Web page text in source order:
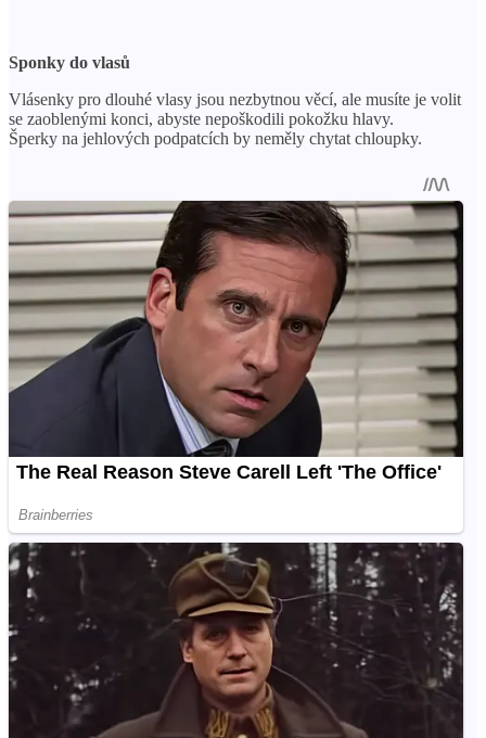
Sponky do vlasů
Vlásenky pro dlouhé vlasy jsou nezbytnou věcí, ale musíte je volit
se zaoblenými konci, abyste nepoškodili pokožku hlavy.
Šperky na jehlových podpatcích by neměly chytat chloupky.